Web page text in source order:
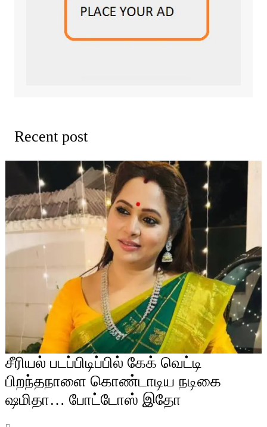
Recent post
சீரியல் படப்பிடிப்பில் கேக் வெட்டி
பிறந்தநாளை கொண்டாடிய நடிகை
ஷமிதா… போட்டோஸ் இதோ